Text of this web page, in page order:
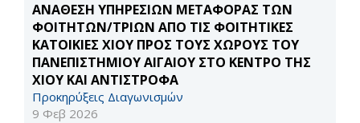
ΑΝΑΘΕΣΗ ΥΠΗΡΕΣΙΩΝ ΜΕΤΑΦΟΡΑΣ ΤΩΝ
ΦΟΙΤΗΤΩΝ/ΤΡΙΩΝ ΑΠΟ ΤΙΣ ΦΟΙΤΗΤΙΚΕΣ
ΚΑΤΟΙΚΙΕΣ ΧΙΟΥ ΠΡΟΣ ΤΟΥΣ ΧΩΡΟΥΣ ΤΟΥ
ΠΑΝΕΠΙΣΤΗΜΙΟΥ ΑΙΓΑΙΟΥ ΣΤΟ ΚΕΝΤΡΟ ΤΗΣ
ΧΙΟΥ ΚΑΙ ΑΝΤΙΣΤΡΟΦΑ
Προκηρύξεις Διαγωνισμών
9 Φεβ 2026